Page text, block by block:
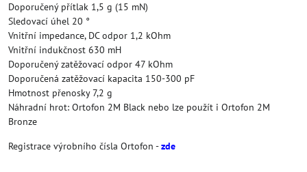
Doporučený přítlak 1,5 g (15 mN)
Sledovací úhel 20 °
Vnitřní impedance, DC odpor 1,2 kOhm
Vnitřní indukčnost 630 mH
Doporučený zatěžovací odpor 47 kOhm
Doporučená zatěžovací kapacita 150-300 pF
Hmotnost přenosky 7,2 g
Náhradní hrot: Ortofon 2M Black nebo lze použít i Ortofon 2M
Bronze
Registrace výrobního čísla Ortofon -zde